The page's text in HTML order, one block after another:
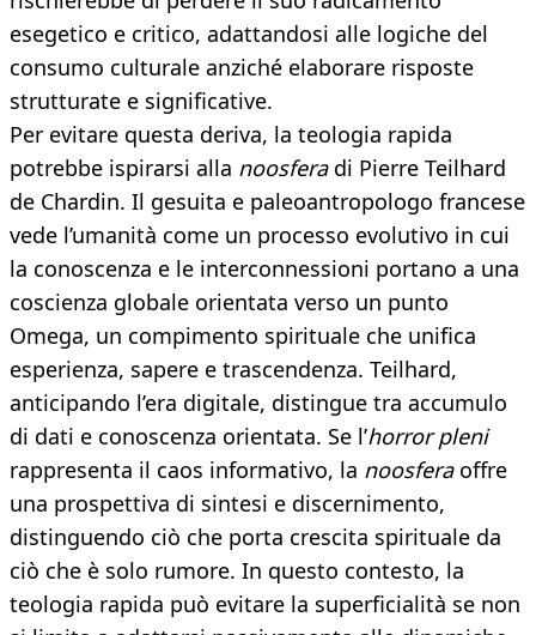
esegetico e critico, adattandosi alle logiche del
consumo culturale anziché elaborare risposte
strutturate e significative.
Per evitare questa deriva, la teologia rapida
potrebbe ispirarsi alla noosferadi Pierre Teilhard
de Chardin. Il gesuita e paleoantropologo francese
vede l’umanità come un processo evolutivo in cui
la conoscenza e le interconnessioni portano a una
coscienza globale orientata verso un punto
Omega, un compimento spirituale che unifica
esperienza, sapere e trascendenza. Teilhard,
anticipando l’era digitale, distingue tra accumulo
di dati e conoscenza orientata. Se l’horror pleni
rappresenta il caos informativo, la noosferaoffre
una prospettiva di sintesi e discernimento,
distinguendo ciò che porta crescita spirituale da
ciò che è solo rumore. In questo contesto, la
teologia rapida può evitare la superficialità se non